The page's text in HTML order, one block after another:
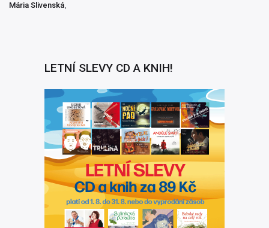
Mária Slivenská
LETNÍ SLEVY CD A KNIH!